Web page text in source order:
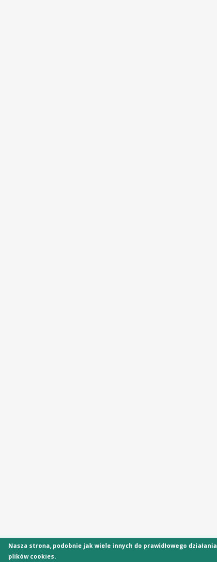
Nasza strona, podobnie jak wiele innych do prawidłowego
plików cookies.